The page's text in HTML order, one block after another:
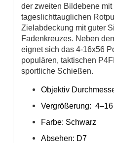
der zweiten Bildebene
tageslichttauglichen
Zielabdeckung mit guter
Fadenkreuzes. Neben
eignet sich das 4-16x56
populären, taktischen
sportliche Schießen.
Objektiv
Vergrößerung: 4–16
Farbe: Schwarz
Absehen: D7